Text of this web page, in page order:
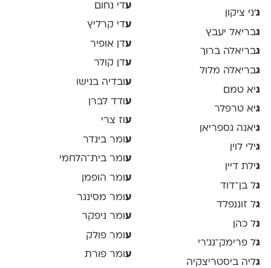
ג׳ני ציקון
גבריאל יעבץ
גבריאלה ברוך
גבריאלה מלול
גיא טמם
גיא טרפלר
גיאנה גספריאן
גילי לוין
גילת דיין
גל בן־דוד
גל זוננפלד
גל כהן
גל פרימק־נג׳רי
גליה ביסטריצקיה
עדי נחום
עדי קרליץ
עדן אופיר
עדן קולר
ע ובדיה בנישו
עודד לברן
ע וז צרי
ע ומר בינדר
עומר בית־הלחמי
ע ומר הופמן
עומר מסינגר
ע ומר ניפקר
ע ומר פולק
עומר פורת